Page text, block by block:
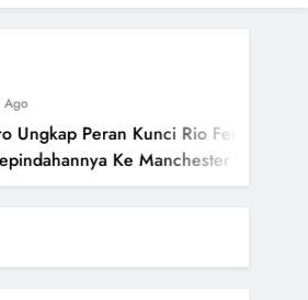
Rio Ferdinand
United